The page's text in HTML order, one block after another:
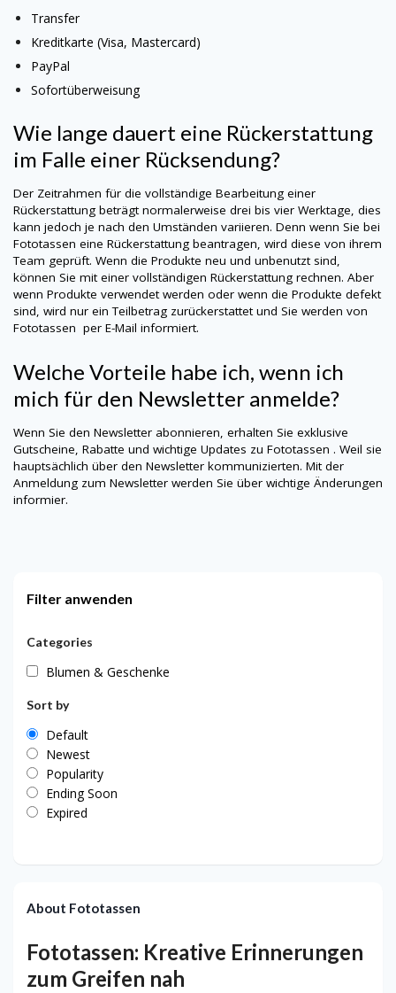
Transfer
Kreditkarte (Visa, Mastercard)
PayPal
Sofortüberweisung
Wie lange dauert eine Rückerstattung
im Falle einer Rücksendung?
Der Zeitrahmen für die vollständige Bearbeitung einer
Rückerstattung beträgt normalerweise drei bis vier Werktage, dies
kann jedoch je nach den Umständen variieren. Denn wenn Sie bei
Fototassen eine Rückerstattung beantragen, wird diese von ihrem
Team geprüft. Wenn die Produkte neu und unbenutzt sind,
können Sie mit einer vollständigen Rückerstattung rechnen. Aber
wenn Produkte verwendet werden oder wenn die Produkte defekt
sind, wird nur ein Teilbetrag zurückerstattet und Sie werden von
Fototassen per E-Mail informiert.
Welche Vorteile habe ich, wenn ich
mich für den Newsletter anmelde?
Wenn Sie den Newsletter abonnieren, erhalten Sie exklusive
Gutscheine, Rabatte und wichtige Updates zu Fototassen . Weil sie
hauptsächlich über den Newsletter kommunizierten. Mit der
Anmeldung zum Newsletter werden Sie über wichtige Änderungen
informier.
Filter anwenden
Categories
Blumen & Geschenke
Sort by
Default
Newest
Popularity
Ending Soon
Expired
About Fototassen
Fototassen: Kreative Erinnerungen
zum Greifen nah